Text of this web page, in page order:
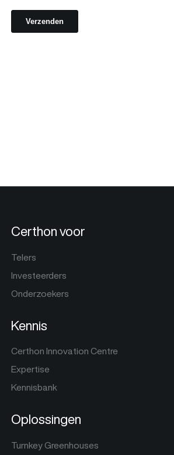
Certhon voor
Telers
Investeerders
Onderzoekers
Kennis
Certhon Innovation Centre
Expertise
Kennisbank
Oplossingen
Turnkey Greenhouses